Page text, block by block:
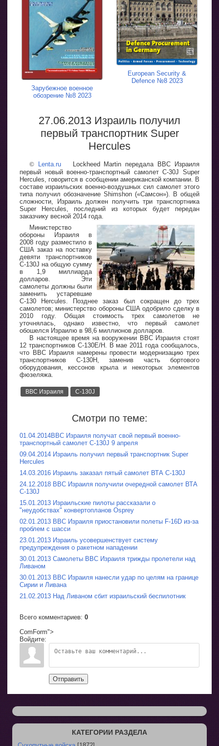
Зарубежное военное
обозрение №8 2023
European Security &
Defence №8 2023
27.06.2013 Израиль получил
первый транспортник Super
Hercules
© Lenta.ruLockheed Martin передала ВВС Израиля
первый новый военно-транспортный самолет C-30J Super
Hercules, говорится в сообщении американской компании. В
составе израильских военно-воздушных сил самолет этого
типа получил обозначение Shimshon («Самсон»). В общей
сложности, Израиль должен получить три транспортника
Super Hercules, последний из которых будет передан
заказчику весной 2014 года.
Министерство
обороны Израиля в
2008 году разместило в
США заказ на поставку
девяти транспортников
C-130J на общую сумму
в 1,9 миллиарда
долларов. Эти
самолеты должны были
заменить устаревшие
C-130 Hercules. Позднее заказ был сокращен до трех
самолетов; министерство обороны США одобрило сделку в
2010 году. Общая стоимость трех самолетов не
уточнялась, однако известно, что первый самолет
обошелся Израилю в 98,6 миллионов долларов.
В настоящее время на вооружении ВВС Израиля стоят
12 транспортников C-130E/H. В мае 2011 года сообщалось,
что ВВС Израиля намерены провести модернизацию трех
транспортников C-130H, заменив часть бортового
оборудования, кессонов крыла и некоторых элементов
фюзеляжа.
ВВС Израиля C-130J
Смотри по теме:
01.04.2014ВВС Израиля получат свой первый военно-
транспортный самолет C-130J 9 апреля
09.04.2014 Израиль получил первый транспортник Super
Hercules
14.03.2016 Израиль заказал пятый самолет ВТА C-130J
24.12.2018 ВВС Израиля получили очередной самолет ВТА
C-130J
15.01.2013 Израильские пилоты рассказали о
"неудобствах" конвертопланов Osprey
02.01.2013 ВВС Израиля приостановили полеты F-16D из-за
проблем с шасси
23.01.2013 Израиль усовершенствует систему
предупреждения о ракетном нападении
30.01.2013 Самолеты ВВС Израиля трижды пролетели над
Ливаном
30.01.2013 ВВС Израиля нанесли удар по целям на границе
Сирии и Ливана
21.02.2013 Над Ливаном сбит израильский беспилотник
Всего комментариев: 0
ComForm">
Войдите:
Отправить
КАТЕГОРИИ РАЗДЕЛА